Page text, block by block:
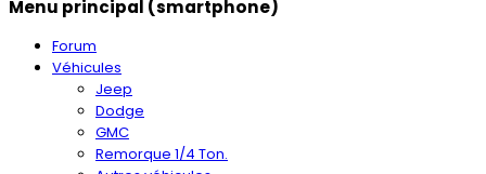
Menu principal (smartphone)
Forum
Véhicules
Jeep
Dodge
GMC
Remorque 1/4 Ton.